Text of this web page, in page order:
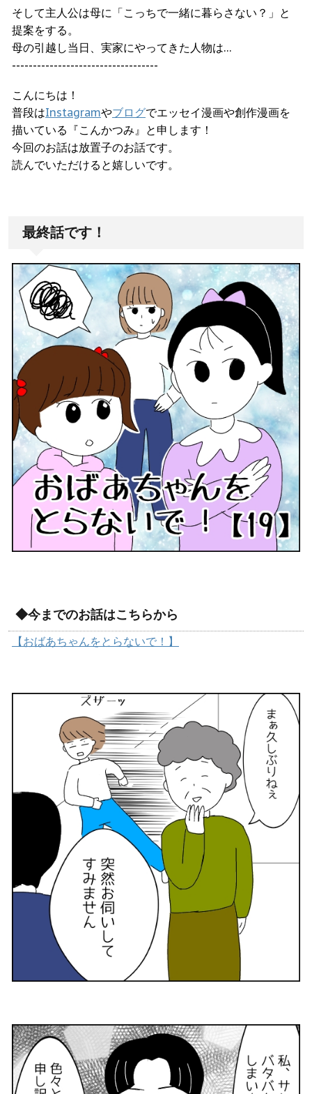
そして主人公は母に「こっちで一緒に暮らさない？」と
提案をする。
母の引越し当日、実家にやってきた人物は…
-----------------------------------
こんにちは！
普段はInstagramやブログでエッセイ漫画や創作漫画を
描いている『こんかつみ』と申します！
今回のお話は放置子のお話です。
読んでいただけると嬉しいです。
最終話です！
◆今までのお話はこちらから
【おばあちゃんをとらないで！】